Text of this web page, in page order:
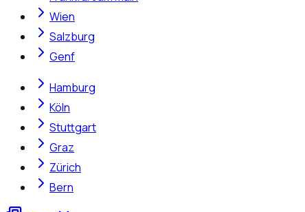
Wien
Salzburg
Genf
Hamburg
Köln
Stuttgart
Graz
Zürich
Bern